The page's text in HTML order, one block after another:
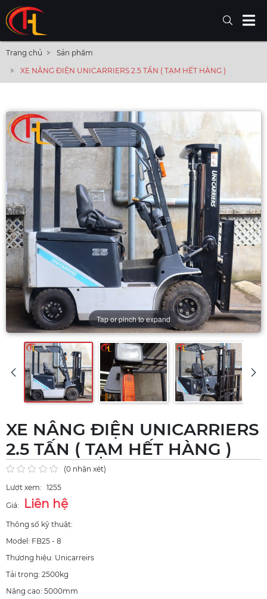
Trang chủ
Sản phẩm
XE NÂNG ĐIỆN UNICARRIERS 2.5 TẤN ( TẠM HẾT HÀNG )
Tap or pinch to expand
XE NÂNG ĐIỆN UNICARRIERS
2.5 TẤN ( TẠM HẾT HÀNG )
(0 nhận xét)
Lượt xem: 1255
Giá:
Liên hệ
Thông số kỹ thuật:
Model: FB25 - 8
Thương hiệu: Unicarreirs
Tải trọng: 2500kg
Nâng cao: 5000mm